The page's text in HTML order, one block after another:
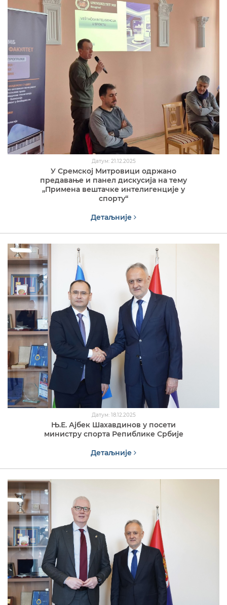
Датум: 21.12.2025
У Сремској Митровици одржано
предавање и панел дискусија на тему
„Примена вештачке интелигенције у
спорту“
Детаљније
Датум: 18.12.2025
Њ.Е. Ајбек Шахавдинов у посети
министру спорта Репиблике Србије
Детаљније